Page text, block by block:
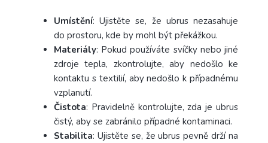
Umístění: Ujistěte se, že ubrus nezasahuje
do prostoru, kde by mohl být překážkou.
Materiály: Pokud používáte svíčky nebo jiné
zdroje tepla, zkontrolujte, aby nedošlo ke
kontaktu s textilií, aby nedošlo k případnému
vzplanutí.
Čistota: Pravidelně kontrolujte, zda je ubrus
čistý, aby se zabránilo případné kontaminaci.
Stabilita: Ujistěte se, že ubrus pevně drží na